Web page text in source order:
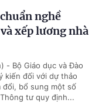
nghề
xếp lương nhà
- Bộ Giáo dục và Đào
kiến đối với dự thảo
đổi, bổ sung một số
tư quy định...